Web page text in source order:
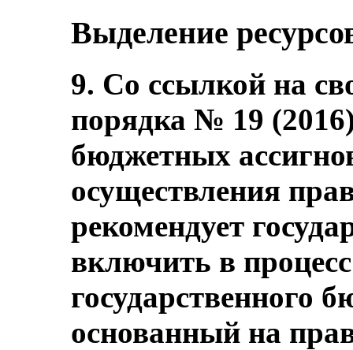
Выделение
9. Со ссылкой на
порядка № 19
бюджетных
осуществления
рекомендует
включить в
государственного
основанный на